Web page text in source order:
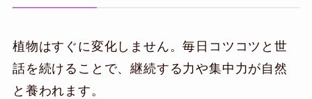
植物はすぐに変化しません。毎日コツコツと世
話を続けることで、継続する力や集中力が自然
と養われます。